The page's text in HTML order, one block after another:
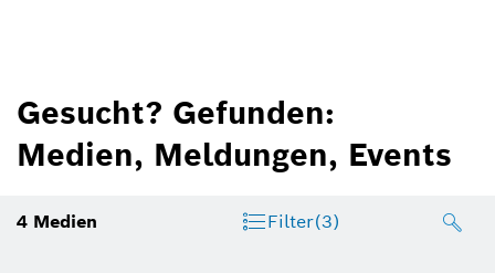
Gesucht? Gefunden:
Medien, Meldungen, Events
4 Medien Filter(3)